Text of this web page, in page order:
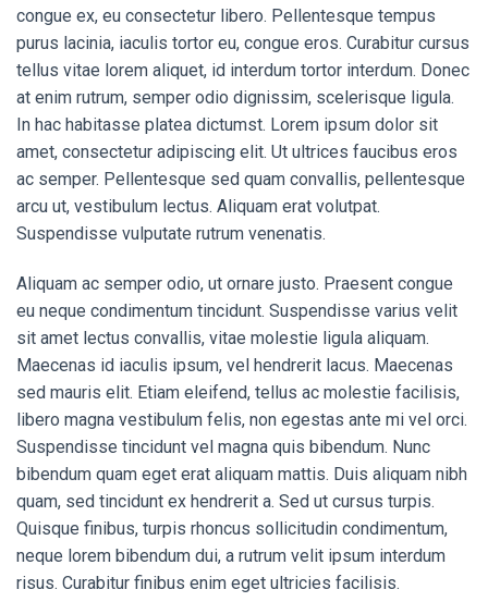
congue ex, eu consectetur libero. Pellentesque tempus
purus lacinia, iaculis tortor eu, congue eros. Curabitur cursus
tellus vitae lorem aliquet, id interdum tortor interdum. Donec
at enim rutrum, semper odio dignissim, scelerisque ligula.
In hac habitasse platea dictumst. Lorem ipsum dolor sit
amet, consectetur adipiscing elit. Ut ultrices faucibus eros
ac semper. Pellentesque sed quam convallis, pellentesque
arcu ut, vestibulum lectus. Aliquam erat volutpat.
Suspendisse vulputate rutrum venenatis.
Aliquam ac semper odio, ut ornare justo. Praesent congue
eu neque condimentum tincidunt. Suspendisse varius velit
sit amet lectus convallis, vitae molestie ligula aliquam.
Maecenas id iaculis ipsum, vel hendrerit lacus. Maecenas
sed mauris elit. Etiam eleifend, tellus ac molestie facilisis,
libero magna vestibulum felis, non egestas ante mi vel orci.
Suspendisse tincidunt vel magna quis bibendum. Nunc
bibendum quam eget erat aliquam mattis. Duis aliquam nibh
quam, sed tincidunt ex hendrerit a. Sed ut cursus turpis.
Quisque finibus, turpis rhoncus sollicitudin condimentum,
neque lorem bibendum dui, a rutrum velit ipsum interdum
risus. Curabitur finibus enim eget ultricies facilisis.